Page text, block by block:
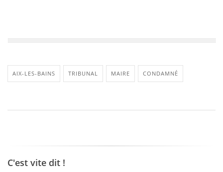
AIX-LES-BAINS TRIBUNAL MAIRE CONDAMNÉ
C'est vite dit !